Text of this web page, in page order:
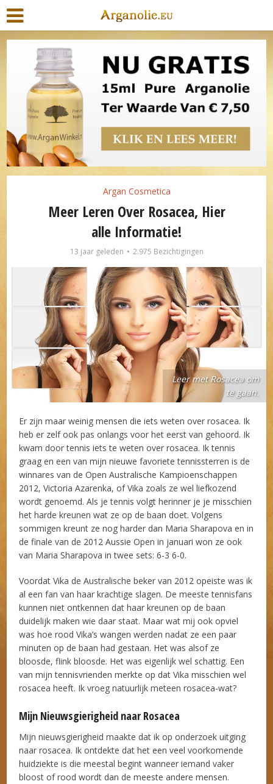
Argan Cosmetica
Meer Leren Over Rosacea, Hier
alle Informatie!
13 jaar geleden 2.975 Bezichtigingen
Leer met Rosacea om
te gaan.
Er zijn maar weinig mensen die iets weten over rosacea. Ik
heb er zelf ook pas onlangs voor het eerst van gehoord. Ik
kwam door tennis iets te weten over rosacea. Ik tennis
graag en een van mijn nieuwe favoriete tennissterren is de
winnares van de Open Australische Kampioenschappen
2012, Victoria Azarenka, of Vika zoals ze wel liefkozend
wordt genoemd. Als je tennis volgt herinner je je misschien
het harde kreunen wat ze op de baan doet. Volgens
sommigen kreunt ze nog harder dan Maria Sharapova en in
de finale van de 2012 Aussie Open in januari won ze ook
van Maria Sharapova in twee sets: 6-3 6-0.
Voordat Vika de Australische beker van 2012 opeiste was ik
al een fan van haar krachtige slagen. De meeste tennisfans
kunnen niet ontkennen dat haar kreunen op de baan
duidelijk maken wie daar staat. Maar wat mij ook opviel
was hoe rood Vika’s wangen werden nadat ze een paar
minuten op de baan had gestaan. Het was alsof ze
bloosde, flink bloosde. Het was eigenlijk wel schattig. Een
van mijn tennisvrienden merkte op dat Vika misschien wel
rosacea heeft. Ik vroeg natuurlijk meteen rosacea-wat?
Mijn Nieuwsgierigheid naar Rosacea
Mijn nieuwsgierigheid maakte dat ik op onderzoek uitging
naar rosacea. Ik ontdekte dat het een veel voorkomende
huidziekte is die meestal begint wanneer iemand vaker
bloost of rood wordt dan de meeste andere mensen.